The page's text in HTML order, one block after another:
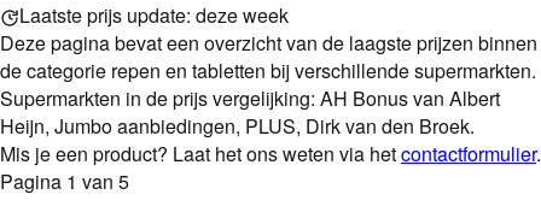
Laatste prijs update: deze week
Deze pagina bevat een overzicht van de laagsteprijzen binnen
de categorie repen en tabletten bij verschillende supermarkten.
Supermarkten in de prijs vergelijking: AH Bonus van Albert
Heijn, Jumbo aanbiedingen, PLUS, Dirk van den Broek.
Mis je een product? Laat het ons weten via hetcontactformulier.
Pagina 1 van 5